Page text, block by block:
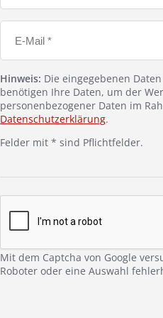
Hinweis: Die eingegebenen
benötigen Ihre Daten, um der
personenbezogener Daten im
Datenschutzerklärung.
Felder mit * sind Pflichtfelder.
Mit dem Captcha von Google
Roboter oder eine Auswahl